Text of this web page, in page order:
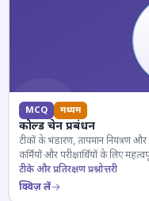
MCQ मध्यम
कोल्ड चेन प्रबंधन
टीकों के भंडारण, तापमान नियंत्रण
कर्मियों और परीक्षार्थियों के लिए
टीके और प्रतिरक्षण प्रश्नोत्तरी
क्विज़ लें